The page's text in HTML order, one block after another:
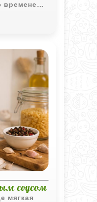
временем
соусом
мягкая